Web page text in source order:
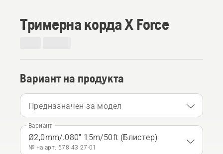
Тримерна корда X Force
Вариант на продукта
Предназначен за модел
Вариант
Ø2,0mm/.080" 15m/50ft (Блистер)
№ на арт. 578 43 27‑01